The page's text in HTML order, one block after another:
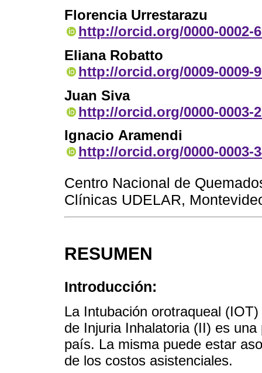
Florencia Urrestarazu
http://orcid.org/0000-0002-
Eliana Robatto
http://orcid.org/0009-0009-
Juan Siva
http://orcid.org/0000-0003-
Ignacio Aramendi
http://orcid.org/0000-0003-
Centro Nacional de
Clínicas UDELAR,
RESUMEN
Introducción:
La Intubación orotraqueal
de Injuria Inhalatoria (II) es
país. La misma puede estar
de los costos asistenciales.